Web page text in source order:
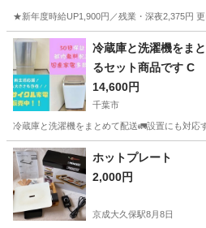
★新年度時給UP1,900円／残業・深夜2,375円
神奈川 藤沢市 その他
冷蔵庫と洗濯機をま
るセット商品です C
14,600円
千葉市
冷蔵庫と洗濯機をまとめて配送🚛設置にも対
千葉 千葉市 生活家電 SHARP
ホットプレート
2,000円
京成大久保駅8月8日